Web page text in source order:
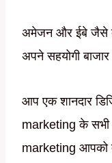
अमेजन और ईबे जैसे
अपने सहयोगी
आप एक शानदार
marketing के
marketing आपको